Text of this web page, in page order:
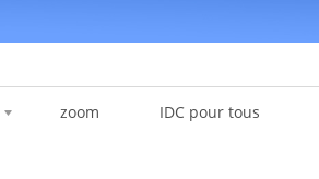
zoom IDC pour tous